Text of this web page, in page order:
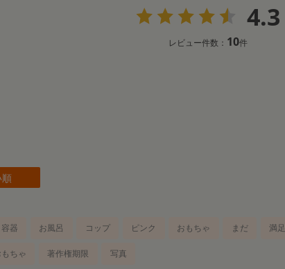
4.3
レビュー件数： 10件
順
容器 お風呂 コップ ピンク おもちゃ まだ 満足
ちゃ 著作権期限 写真